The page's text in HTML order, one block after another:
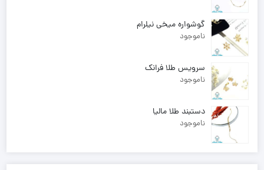
گوشواره میخی نیلرام
ناموجود
سرویس طلا فرانک
ناموجود
دستبند طلا مالیا
ناموجود